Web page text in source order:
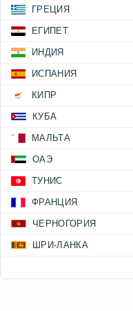
ГРЕЦИЯ
ЕГИПЕТ
ИНДИЯ
ИСПАНИЯ
КИПР
КУБА
МАЛЬТА
ОАЭ
ТУНИС
ФРАНЦИЯ
ЧЕРНОГОРИЯ
ШРИ-ЛАНКА